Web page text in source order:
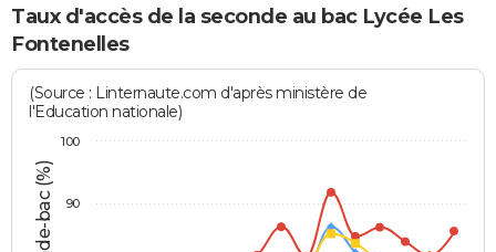
Taux d'accès de la seconde au bac Lycée Les
Fontenelles
(Source : Linternaute.com d'après ministère de
l'Education nationale)
90
100